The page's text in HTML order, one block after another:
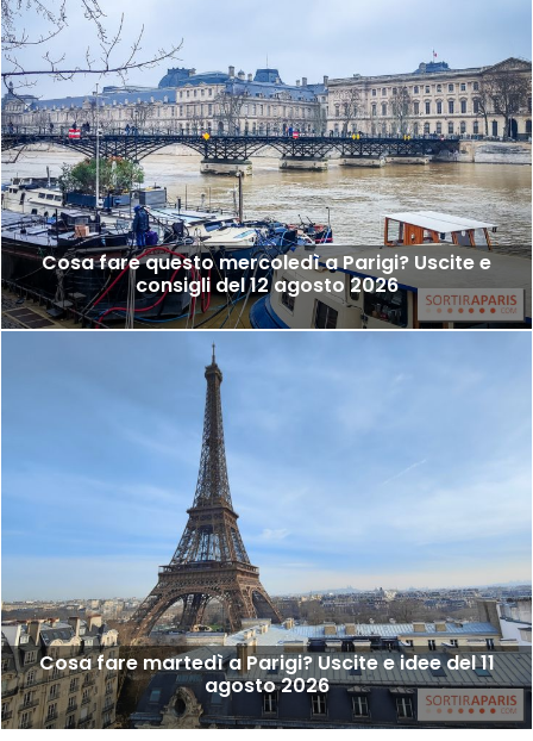
Cosa fare questo mercoledì a Parigi? Uscite e
consigli del 12 agosto 2026
Cosa fare martedì a Parigi? Uscite e idee del 11
agosto 2026